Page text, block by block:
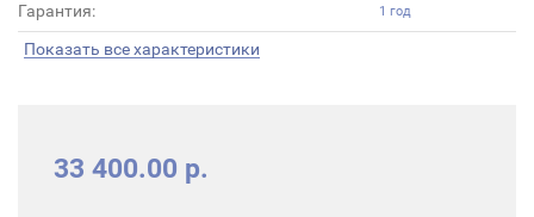
Гарантия: 1 год
Показать все характеристики
33 400.00 р.